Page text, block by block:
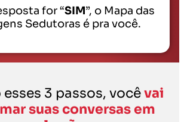
for “SIM”, o Mapa das
Sedutoras é pra você.
3 passos, vocêvai
suas conversas em